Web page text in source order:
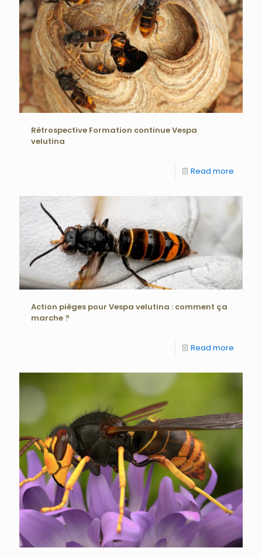
Rétrospective Formation continue Vespa
velutina
Read more
Action pièges pour Vespa velutina : comment ça
marche ?
Read more